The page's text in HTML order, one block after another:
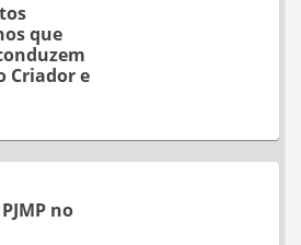
que
Criador e
no